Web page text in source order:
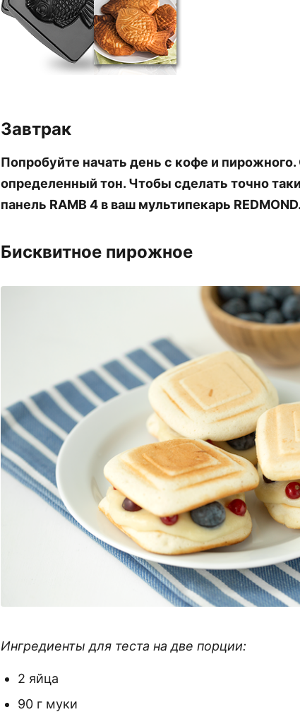
Завтрак
Попробуйте начать день с кофе и пирожного.
определенный тон. Чтобы сделать точно
панель RAMB 4 в ваш мультипекарь REDMOND.
Бисквитное пирожное
Ингредиенты для теста на две порции:
2 яйца
90 г муки